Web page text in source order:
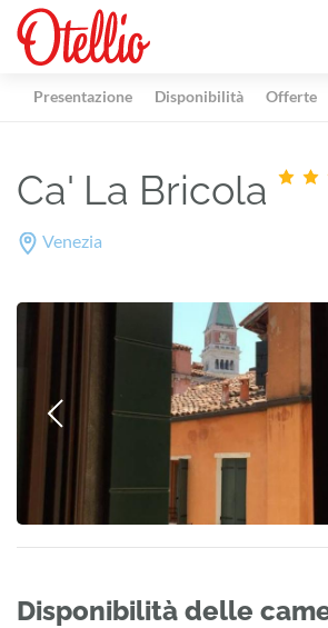
Presentazione Disponibilità Offerte
Ca' La Bricola
Venezia
Disponibilità delle